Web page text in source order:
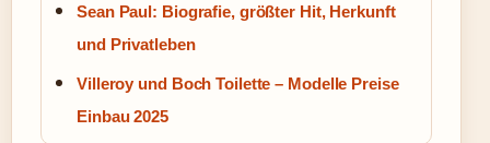
Sean Paul: Biografie, größter Hit, Herkunft
und Privatleben
Villeroy und Boch Toilette – Modelle Preise
Einbau 2025